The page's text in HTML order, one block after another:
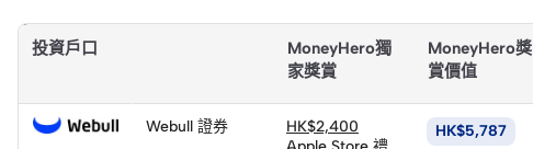
延伸閱讀： 證券行邊間好？新手老手開戶終極指南
投資戶口
MoneyHero獨
家獎賞
MoneyHero獎
賞價值
Webull 證券
申
HK$2,400
HK$5,787